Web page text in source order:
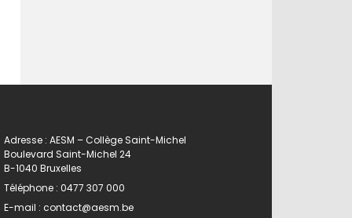
Adresse : AESM – Collège Saint-Michel
Boulevard Saint-Michel 24
B-1040 Bruxelles
Téléphone : 0477 307 000
E-mail : contact@aesm.be